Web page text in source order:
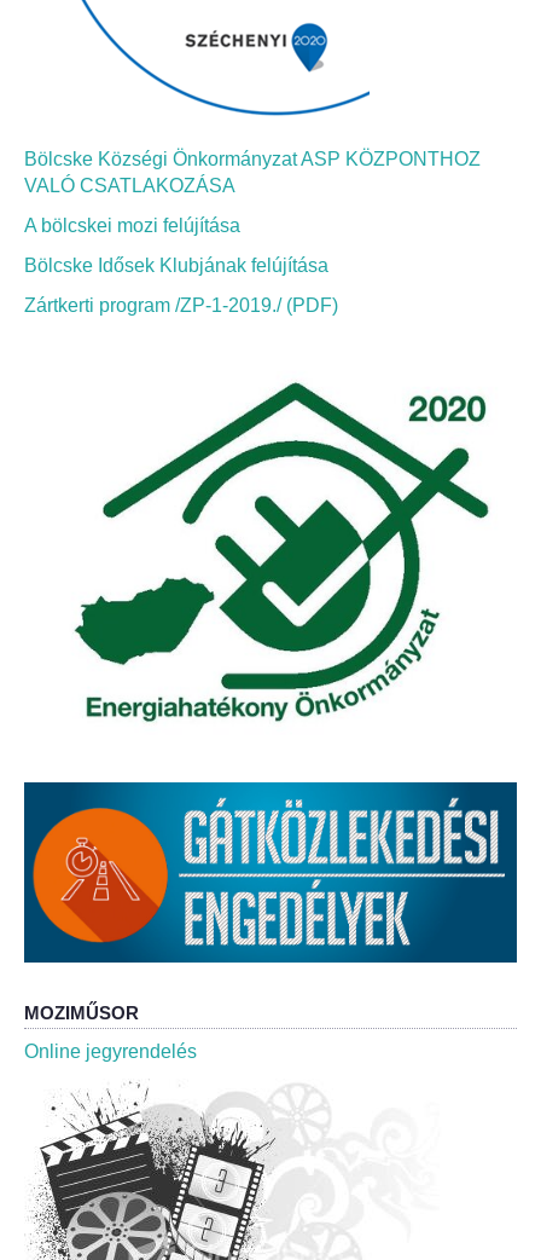
ÖNKORMÁNYZAT
Képviselő-testületi ülések
Bizottsági ülések
A helyi választási bizottság határozatai
Roma Nemzetiségi Önkormányzat
Roma Nemzetiségi Önkormányzat ülések
Rendeletek
Polgármesteri normatív határozatok
Önkormányzati támogatások
Szabályzatok
Pályázatok
Közbeszerzések
Szerződések
Közadat
Helyi Esélyegyenlőség Program
Alapítványok
Helyi Építési Szabályzat
Bölcske Községi Önkormányzat ASP KÖZPONTHOZ
VALÓ CSATLAKOZÁSA
A bölcskei mozi felújítása
Bölcske Idősek Klubjának felújítása
Zártkerti program /ZP-1-2019./ (PDF)
MOZIMŰSOR
Online jegyrendelés